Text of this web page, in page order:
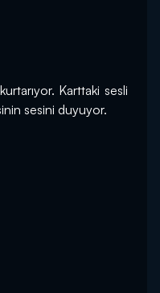
Karttaki sesli
sesini duyuyor.